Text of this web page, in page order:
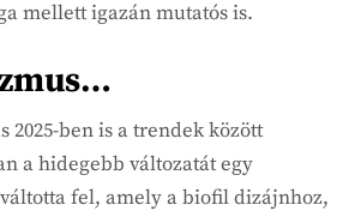
mellett igazán mutatós is.
2025-ben is a trendek között
a hidegebb változatát egy
fel, amely a biofil dizájnhoz,